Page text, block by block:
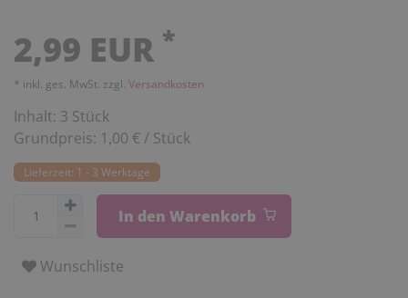
2,99 EUR *
* inkl. ges. MwSt. zzgl. Versandkosten
Inhalt: 3 Stück
Grundpreis: 1,00 € / Stück
Lieferzeit: 1 - 3 Werktage
In den Warenkorb
Wunschliste